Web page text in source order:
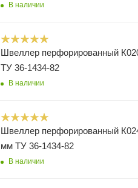
В наличии
Швеллер перфорированный
ТУ 36-1434-82
В наличии
Швеллер перфорированный
мм ТУ 36-1434-82
В наличии